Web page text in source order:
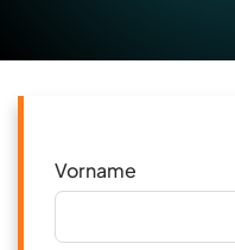
Vorname